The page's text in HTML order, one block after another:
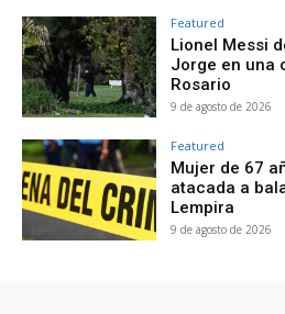
Featured
Lionel Messi
Jorge en una
Rosario
9 de agosto de 2026
Featured
Mujer de 67
atacada a
Lempira
9 de agosto de 2026